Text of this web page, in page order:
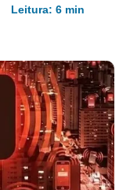
Leitura: 6 min